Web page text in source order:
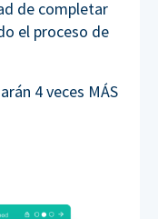
de completar
el proceso de
4 veces MÁS